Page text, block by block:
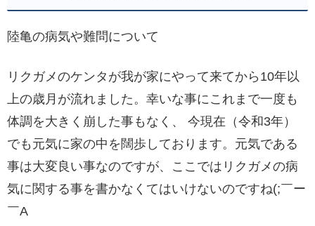
陸亀の病気や難問について
リクガメのケンタが我が家にやって来てから10年以
上の歳月が流れました。幸いな事にこれまで一度も
体調を大きく崩した事もなく、 今現在（令和3年）
でも元気に家の中を闊歩しております。元気である
事は大変良い事なのですが、ここではリクガメの病
気に関する事を書かなくてはいけないのですね(;￣ー
￣A